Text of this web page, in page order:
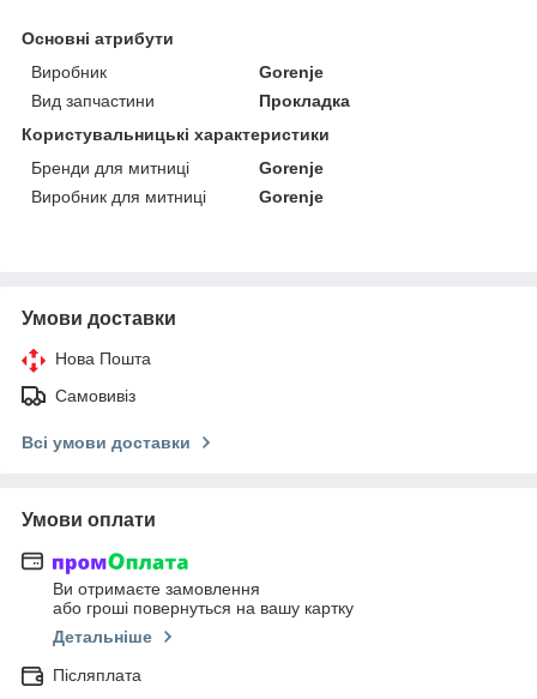
Основні атрибути
Виробник
Gorenje
Вид запчастини
Прокладка
Користувальницькі характеристики
Бренди для митниці
Gorenje
Виробник для митниці
Gorenje
Умови доставки
Нова Пошта
Самовивіз
Всі умови доставки
Умови оплати
Ви отримаєте замовлення
або гроші повернуться на вашу картку
Детальніше
Післяплата